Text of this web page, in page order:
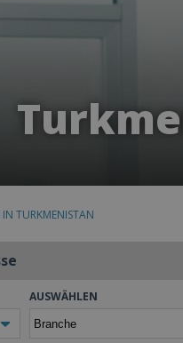
IN TURKMENISTAN
AUSWÄHLEN